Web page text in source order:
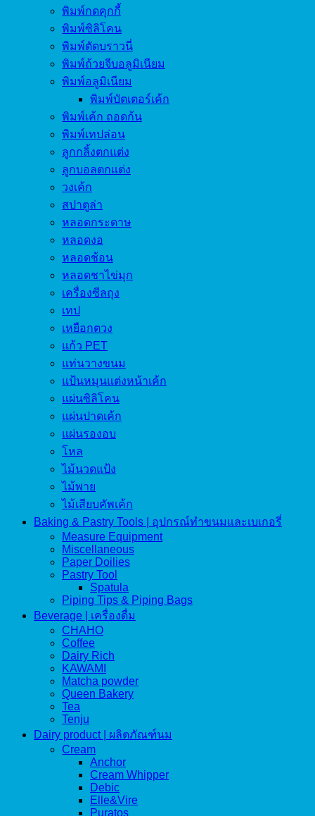
พิมพ์กดคุกกี้
พิมพ์ซิลิโคน
พิมพ์ตัดบราวนี่
พิมพ์ถ้วยจีบอลูมิเนียม
พิมพ์อลูมิเนียม
พิมพ์บัตเตอร์เค้ก
พิมพ์เค้ก ถอดก้น
พิมพ์เทปล่อน
ลูกกลิ้งตกแต่ง
ลูกบอลตกแต่ง
วงเค้ก
สปาตูล่า
หลอดกระดาษ
หลอดงอ
หลอดช้อน
หลอดชาไข่มุก
เครื่องซีลถุง
เทป
เหยือกตวง
แก้ว PET
แท่นวางขนม
แป้นหมุนแต่งหน้าเค้ก
แผ่นซิลิโคน
แผ่นปาดเค้ก
แผ่นรองอบ
โหล
ไม้นวดแป้ง
ไม้พาย
ไม้เสียบคัพเค้ก
Baking & Pastry Tools | อุปกรณ์ทำขนมและเบเกอรี่
Measure Equipment
Miscellaneous
Paper Doilies
Pastry Tool
Spatula
Piping Tips & Piping Bags
Beverage | เครื่องดื่ม
CHAHO
Coffee
Dairy Rich
KAWAMI
Matcha powder
Queen Bakery
Tea
Tenju
Dairy product | ผลิตภัณฑ์นม
Cream
Anchor
Cream Whipper
Debic
Elle&Vire
Puratos